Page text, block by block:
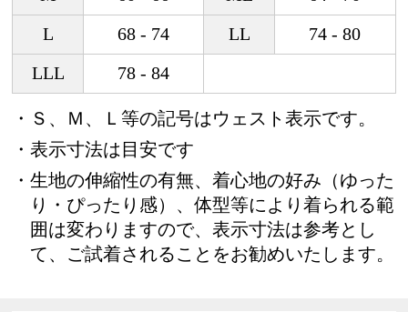
L 68 - 74 LL 74 - 80
LLL 78 - 84
・Ｓ、Ｍ、Ｌ等の記号はウェスト表示です。
・表示寸法は目安です
・生地の伸縮性の有無、着心地の好み（ゆった
り・ぴったり感）、体型等により着られる範
囲は変わりますので、表示寸法は参考とし
て、ご試着されることをお勧めいたします。